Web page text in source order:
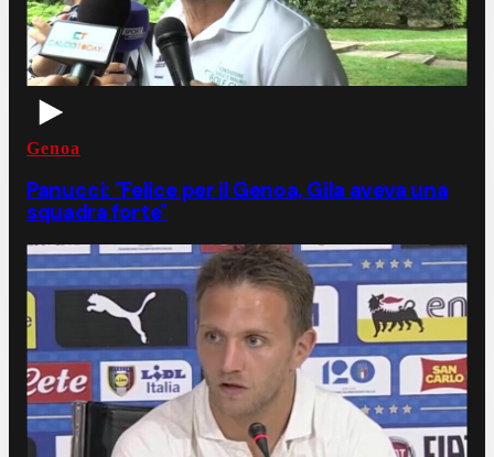
Genoa
Panucci: "Felice per il Genoa, Gila aveva una
squadra forte"